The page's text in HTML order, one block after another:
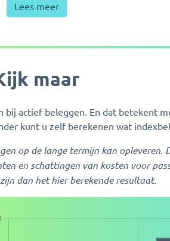
Lees meer
maar
bij actief beleggen. En dat betekent
kunt u zelf berekenen wat
op de lange termijn kan opleveren.
en schattingen van kosten voor
dan het hier berekende resultaat.